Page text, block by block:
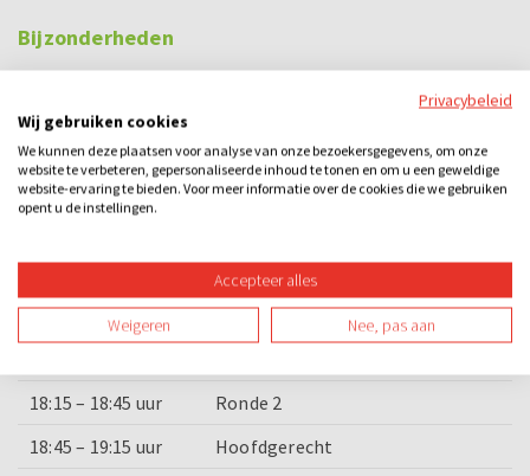
Bijzonderheden
spannender wordt!
Voorbeeld dagindeling
Welkom en uitleg activiteit
17:15 – 17:45 uur
Ronde 1
18:15 – 18:45 uur
Ronde 2
18:45 – 19:15 uur
Hoofdgerecht
Privacybeleid
Wij gebruiken cookies
We kunnen deze plaatsen voor analyse van onze bezoekersgegevens, om onze
website te verbeteren, gepersonaliseerde inhoud te tonen en om u een geweldige
website-ervaring te bieden. Voor meer informatie over de cookies die we gebruiken
opent u de instellingen.
Accepteer alles
Weigeren Nee, pas aan